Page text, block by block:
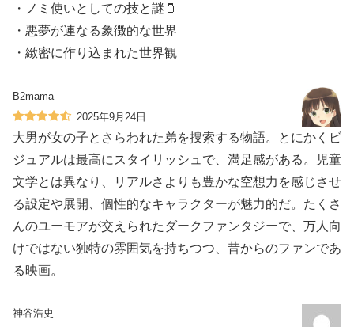
・ノミ使いとしての技と謎🫙
・悪夢が連なる象徴的な世界
・緻密に作り込まれた世界観
B2mama
2025年9月24日
大男が女の子とさらわれた弟を捜索する物語。とにかくビ
ジュアルは最高にスタイリッシュで、満足感がある。児童
文学とは異なり、リアルさよりも豊かな空想力を感じさせ
る設定や展開、個性的なキャラクターが魅力的だ。たくさ
んのユーモアが交えられたダークファンタジーで、万人向
けではない独特の雰囲気を持ちつつ、昔からのファンであ
る映画。
神谷浩史